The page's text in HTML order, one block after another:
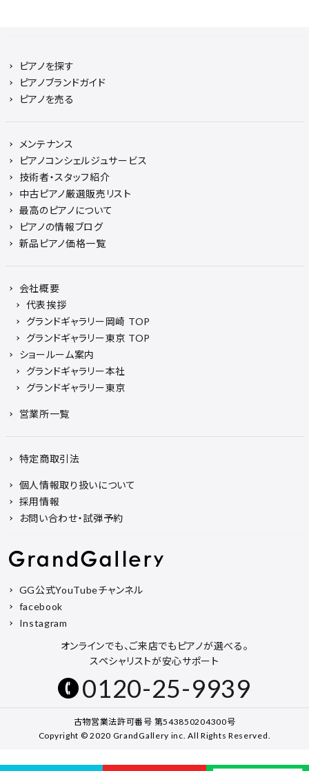
ピアノを探す
ピアノブランドガイド
ピアノを売る
メンテナンス
ピアノコンシェルジュサービス
技術者・スタッフ紹介
中古ピアノ厳選販売リスト
最高のピアノについて
ピアノの情報ブログ
新品ピアノ価格一覧
会社概要
代表挨拶
グランドギャラリー岡崎 TOP
グランドギャラリー東京 TOP
ショールーム案内
グランドギャラリー本社
グランドギャラリー東京
営業所一覧
特定商取引法
個人情報取り扱いについて
採用情報
お問い合わせ・試弾予約
GG公式YouTubeチャンネル
facebook
Instagram
オンラインでも、ご来店でもピアノが選べる。
スペシャリストが安心サポート
0120-25-9939
古物営業法許可番号 第543850204300号
Copyright © 2020 GrandGallery inc. All Rights Reserved.